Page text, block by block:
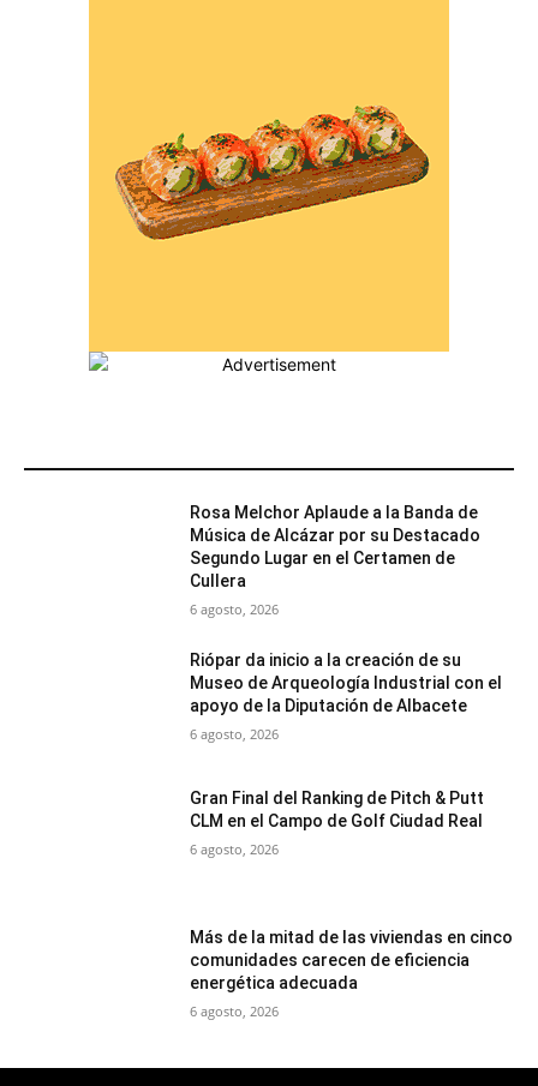
Rosa Melchor Aplaude a la Banda de
Música de Alcázar por su Destacado
Segundo Lugar en el Certamen de
Cullera
6 agosto, 2026
Riópar da inicio a la creación de su
Museo de Arqueología Industrial con el
apoyo de la Diputación de Albacete
6 agosto, 2026
Gran Final del Ranking de Pitch & Putt
CLM en el Campo de Golf Ciudad Real
6 agosto, 2026
Más de la mitad de las viviendas en cinco
comunidades carecen de eficiencia
energética adecuada
6 agosto, 2026